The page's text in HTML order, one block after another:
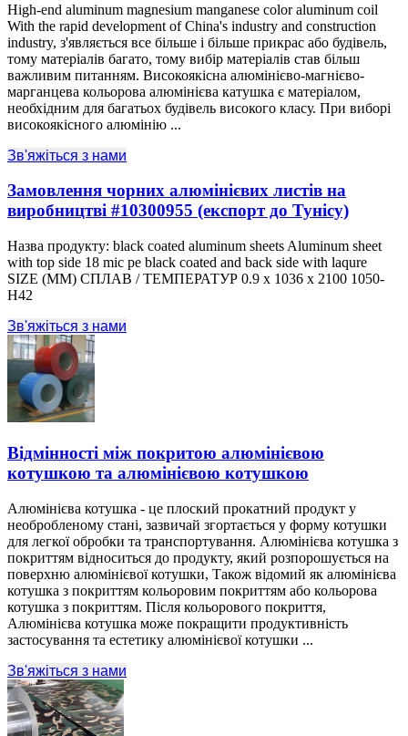
High-end aluminum magnesium manganese color aluminum coil
With the rapid development of China's industry and construction
industry, з'являється все більше і більше прикрас або будівель,
тому матеріалів багато, тому вибір матеріалів став більш
важливим питанням. Високоякісна алюмінієво-магнієво-
марганцева кольорова алюмінієва катушка є матеріалом,
необхідним для багатьох будівель високого класу. При виборі
високоякісного алюмінію ...
Зв'яжіться з нами
Замовлення чорних алюмінієвих листів на
виробництві #10300955 (експорт до Тунісу)
Назва продукту: black coated aluminum sheets Aluminum sheet
with top side 18 mic pe black coated and back side with laqure
SIZE (ММ) СПЛАВ / ТЕМПЕРАТУР 0.9 x 1036 x 2100 1050-
H42
Зв'яжіться з нами
Відмінності між покритою алюмінієвою
котушкою та алюмінієвою котушкою
Алюмінієва котушка - це плоский прокатний продукт у
необробленому стані, зазвичай згортається у форму котушки
для легкої обробки та транспортування. Алюмінієва котушка з
покриттям відноситься до продукту, який розпорошується на
поверхню алюмінієвої котушки, Також відомий як алюмінієва
котушка з покриттям кольоровим покриттям або кольорова
котушка з покриттям. Після кольорового покриття,
Алюмінієва котушка може покращити продуктивність
застосування та естетику алюмінієвої котушки ...
Зв'яжіться з нами